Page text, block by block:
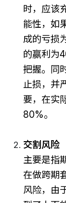
时，应该
能性，如
成的亏损
的赢利为
把握。同
止损，并
要，在实
80%。
交割风险
主要是指
在做跨期
风险，由